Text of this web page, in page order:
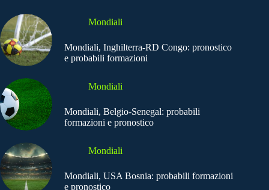
Mondiali
Mondiali, Inghilterra-RD Congo: pronostico
e probabili formazioni
Mondiali
Mondiali, Belgio-Senegal: probabili
formazioni e pronostico
Mondiali
Mondiali, USA Bosnia: probabili formazioni
e pronostico